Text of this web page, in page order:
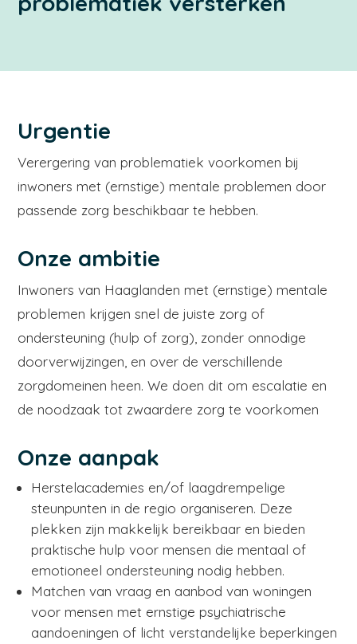
Urgentie
Verergering van problematiek voorkomen bij
inwoners met (ernstige) mentale problemen door
passende zorg beschikbaar te hebben.
Onze ambitie
Inwoners van Haaglanden met (ernstige) mentale
problemen krijgen snel de juiste zorg of
ondersteuning (hulp of zorg), zonder onnodige
doorverwijzingen, en over de verschillende
zorgdomeinen heen. We doen dit om escalatie en
de noodzaak tot zwaardere zorg te voorkomen
Onze aanpak
Herstelacademies en/of laagdrempelige
steunpunten in de regio organiseren. Deze
plekken zijn makkelijk bereikbaar en bieden
praktische hulp voor mensen die mentaal of
emotioneel ondersteuning nodig hebben.
Matchen van vraag en aanbod van woningen
voor mensen met ernstige psychiatrische
aandoeningen of licht verstandelijke beperkingen